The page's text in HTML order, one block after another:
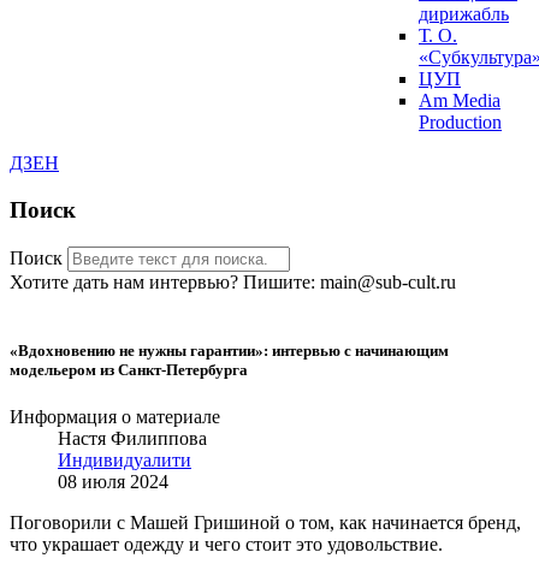
дирижабль
Т. О.
ЦУП
Am Media
Production
ДЗЕН
Поиск
Поиск
Хотите дать нам интервью? Пишите: main@sub-cult.ru
«Вдохновению не нужны гарантии»: интервью с начинающим
модельером из Санкт-Петербурга
Информация о материале
Настя Филиппова
Индивидуалити
08 июля 2024
Поговорили с Машей Гришиной о том, как начинается бренд,
что украшает одежду и чего стоит это удовольствие.